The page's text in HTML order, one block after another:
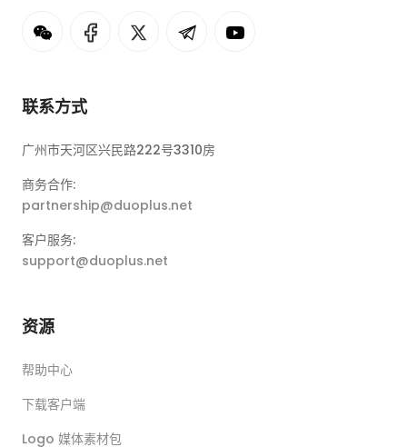
联系方式
广州市天河区兴民路222号3310房
商务合作:
partnership@duoplus.net
客户服务:
support@duoplus.net
资源
帮助中心
下载客户端
Logo 媒体素材包